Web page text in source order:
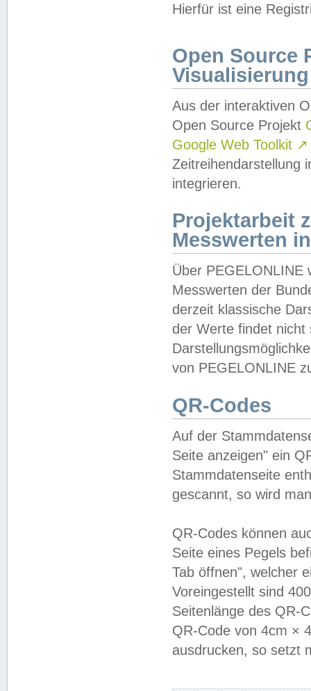
Hierfür ist eine
Open Source
Visualisierung
Aus der interaktiven
Open Source Projekt
Google Web Toolkit ↗
Zeitreihendarstellung
integrieren.
Projektarbeit
Messwerten
Über PEGELONLINE
Messwerten der
derzeit klassische
der Werte findet
von PEGELONLINE
QR-Codes
Auf der
Seite anzeigen" ein
Stammdatenseite
gescannt, so wird
QR-Codes können
Seite eines Pegels
Tab öffnen", welcher
Voreingestellt sind
Seitenlänge des QR-
QR-Code von 4cm ×
ausdrucken, so setzt